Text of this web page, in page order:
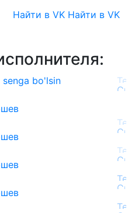
Найти в VK Найти в VK
senga bo'lsin